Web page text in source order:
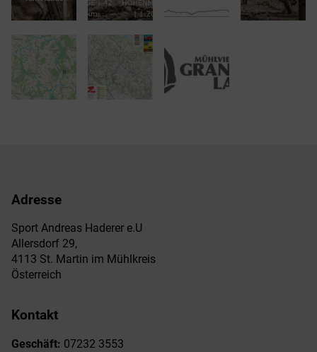
Adresse
Sport Andreas Haderer e.U
Allersdorf 29,
4113 St. Martin im Mühlkreis
Österreich
Kontakt
Geschäft: 07232 3553